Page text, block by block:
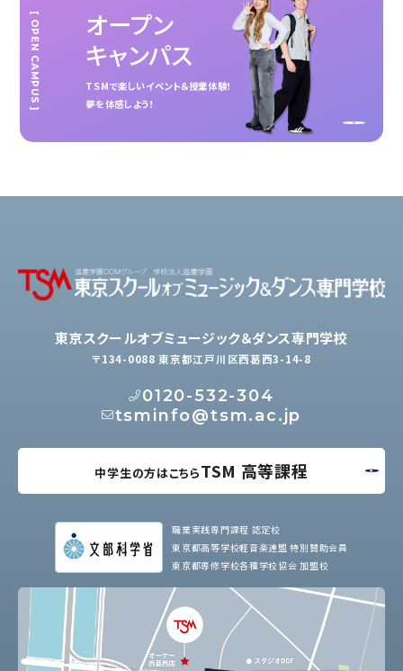
オープン
キャンパス
TSMで楽しいイベント＆授業体験！
夢を体感しよう！
[ OPEN CAMPUS ]
東京スクールオブミュージック＆ダンス専門学校
〒134-0088 東京都江戸川区西葛西3-14-8
0120-532-304
tsminfo@tsm.ac.jp
中学生の方はこちらTSM 高等課程
職業実践専門課程 認定校
東京都高等学校軽音楽連盟 特別賛助会員
東京都専修学校各種学校協会 加盟校